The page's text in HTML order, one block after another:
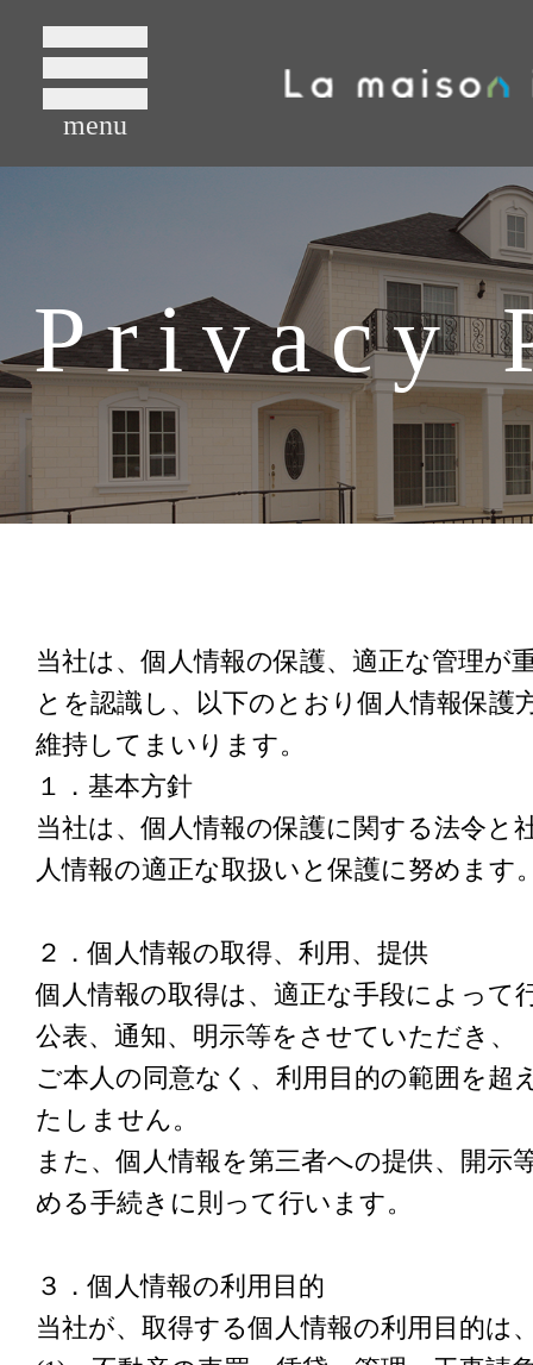
menu
Privacy
当社は、個人情報の保護、適正な管理が
とを認識し、以下のとおり個人情報保護
維持してまいります。
１．基本方針
当社は、個人情報の保護に関する法令と
人情報の適正な取扱いと保護に努めます
２．個人情報の取得、利用、提供
個人情報の取得は、適正な手段によって
公表、通知、明示等をさせていただき、
ご本人の同意なく、利用目的の範囲を超
たしません。
また、個人情報を第三者への提供、開示
める手続きに則って行います。
３．個人情報の利用目的
当社が、取得する個人情報の利用目的は